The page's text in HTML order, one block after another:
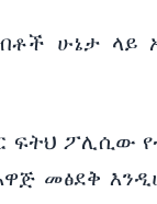
ሁኔታ ላይ
ፍትህ ፖሊሲው
መፅደቅ